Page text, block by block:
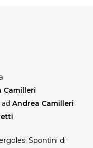
Camilleri
ad Andrea Camilleri
Spontini di